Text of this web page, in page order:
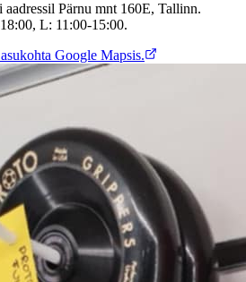
aadressil Pärnu mnt 160E, Tallinn.
L: 11:00-15:00.
Google Mapsis.